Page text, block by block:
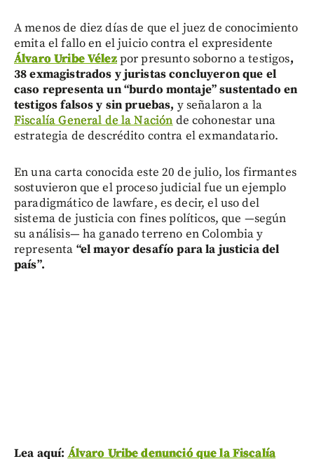
A menos de diez días de que el juez de conocimiento
emita el fallo en el juicio contra el expresidente
Álvaro Uribe Vélezpor presunto soborno a testigos,
38 exmagistrados y juristas concluyeron que el
caso representa un “burdo montaje”sustentado en
testigos falsos y sin pruebas, y señalaron a la
Fiscalía General de la Nación de cohonestar una
estrategia de descrédito contra el exmandatario.
En una carta conocida este 20 de julio, los firmantes
sostuvieron que el proceso judicial fue un ejemplo
paradigmático de lawfare, es decir, el uso del
sistema de justicia con fines políticos, que —según
su análisis— ha ganado terreno en Colombia y
representa “el mayor desafío para la justicia del
país”.
Lea aquí: Álvaro Uribe denunció que la Fiscalía